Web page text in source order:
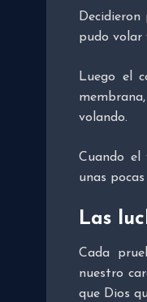
pudo volar
Luego el
volando.
Cuando el
unas
Las
Cada
nuestro
que Dios